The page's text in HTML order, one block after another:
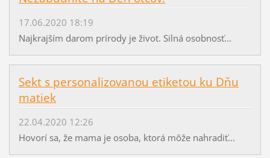
17.06.2020 18:19
Najkrajším darom prírody je život. Silná osobnosť...
Sekt s personalizovanou etiketou ku Dňu
matiek
22.04.2020 12:26
Hovorí sa, že mama je osoba, ktorá môže nahradiť...